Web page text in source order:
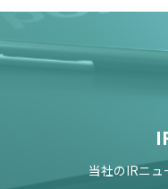
当社のIRニュ